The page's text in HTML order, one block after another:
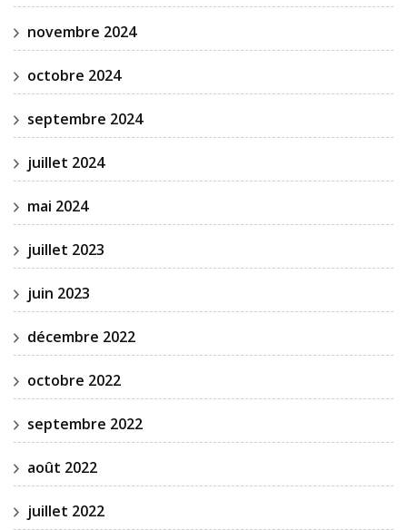
novembre 2024
octobre 2024
septembre 2024
juillet 2024
mai 2024
juillet 2023
juin 2023
décembre 2022
octobre 2022
septembre 2022
août 2022
juillet 2022